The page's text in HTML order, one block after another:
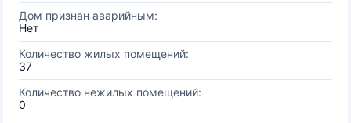
Дом признан аварийным:
Нет
Количество жилых помещений:
37
Количество нежилых помещений:
0